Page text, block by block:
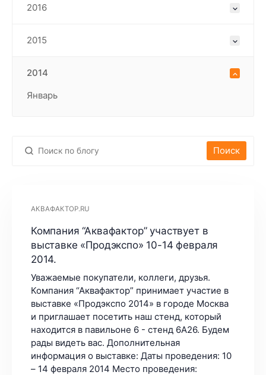
2016
2015
2014
Январь
Поиск
АКВАФАКТОР.RU
Компания “Аквафактор” участвует в
выставке «Продэкспо» 10-14 февраля
2014.
Уважаемые покупатели, коллеги, друзья.
Компания “Аквафактор” принимает участие в
выставке «Продэкспо 2014» в городе Москва
и приглашает посетить наш стенд, который
находится в павильоне 6 - стенд 6А26. Будем
рады видеть вас. Дополнительная
информация о выставке: Даты проведения: 10
– 14 февраля 2014 Место проведения: